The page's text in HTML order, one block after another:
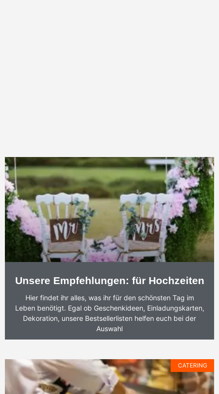
Unsere Empfehlungen: für Hochzeiten
Hier findet ihr alles, was ihr für den schönsten Tag im
Leben benötigt. Egal ob Geschenkideen, Einladungskarten,
Dekoration, unsere Bestsellerlisten helfen euch bei der
Auswahl
CATERING